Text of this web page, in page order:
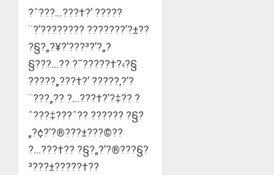
?ˆ???…???†?’ ?????
¨?’???????? ???????’?±??
?§?„?¥?’???³?’?„?
§???…?? ?¯?????†?‹?§
?????„???†?’ ?????‚?’?
¨???„?? ?…???†?’?‡?? ?
ˆ???‡???ˆ?? ?????? ?§?
„?¢?’?®???±???©??
?…???†?? ?§?„?’?®???§?
³???±?????†??